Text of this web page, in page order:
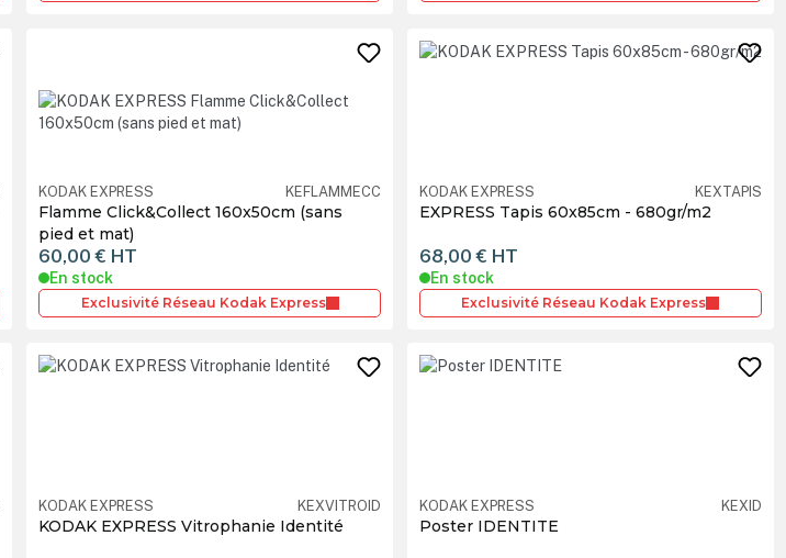
KODAK EXPRESS KEFLAMMECC
Flamme Click&Collect 160x50cm (sans
pied et mat)
60,00 € HT
En stock
Exclusivité Réseau Kodak Express
KODAK EXPRESS KEXTAPIS
EXPRESS Tapis 60x85cm - 680gr/m2
68,00 € HT
En stock
Exclusivité Réseau Kodak Express
KODAK EXPRESS KEXVITROID
KODAK EXPRESS Vitrophanie Identité
KODAK EXPRESS KEXID
Poster IDENTITE